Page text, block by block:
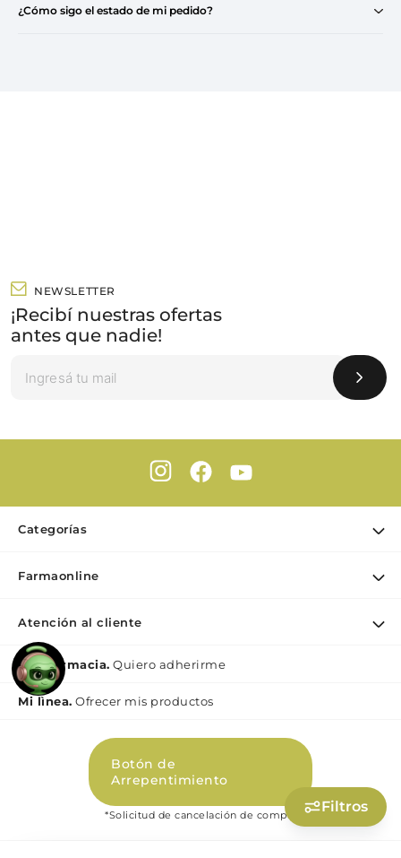
Filtros
¿Cómo sigo el estado de mi pedido?
NEWSLETTER
¡Recibí nuestras ofertas
antes que nadie!
Categorías
Dermocosmética
Maquillaje
Nutrición & Deporte
Bebé y maternidad
Farmaonline
Mis pedidos
Puntos de retiro
Atención al cliente
Contacto
Medios de pago
Preguntas Frecuentes Beauty
Términos y condiciones Beauty
Promociones
Políticas de Privacidad Beauty
Soy Farmacia. Quiero adherirme
Mi lìnea. Ofrecer mis productos
Botón de
Arrepentimiento
*Solicitud de cancelación de compra